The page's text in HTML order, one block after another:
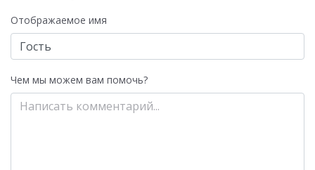
Отображаемое имя
Чем мы можем вам помочь?